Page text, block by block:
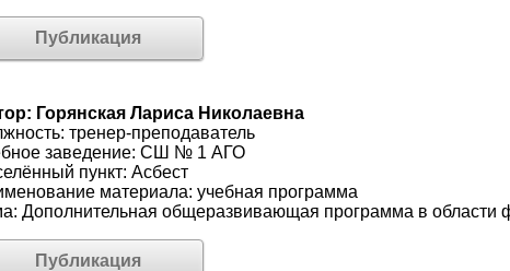
Публикация
Горянская Лариса Николаевна
тренер-преподаватель
заведение: СШ № 1 АГО
пункт: Асбест
материала: учебная программа
Дополнительная общеразвивающая программа в области
Публикация